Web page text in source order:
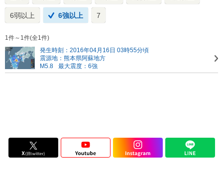
6弱以上 6強以上 7
1件～1件(全1件)
発生時刻：2016年04月16日 03時55分頃
震源地：熊本県阿蘇地方
M5.8
最大震度：6強